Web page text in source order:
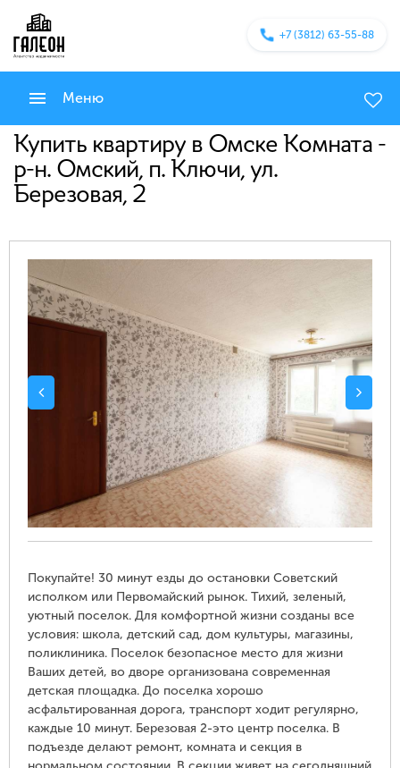
+7 (3812) 63-55-88
Меню
Купить квартиру в Омске Комната -
р-н. Омский, п. Ключи, ул.
Березовая, 2
Покупайте! 30 минут езды до остановки Советский
исполком или Первомайский рынок. Тихий, зеленый,
уютный поселок. Для комфортной жизни созданы все
условия: школа, детский сад, дом культуры, магазины,
поликлиника. Поселок безопасное место для жизни
Ваших детей, во дворе организована современная
детская площадка. До поселка хорошо
асфальтированная дорога, транспорт ходит регулярно,
каждые 10 минут. Березовая 2-это центр поселка. В
подъезде делают ремонт, комната и секция в